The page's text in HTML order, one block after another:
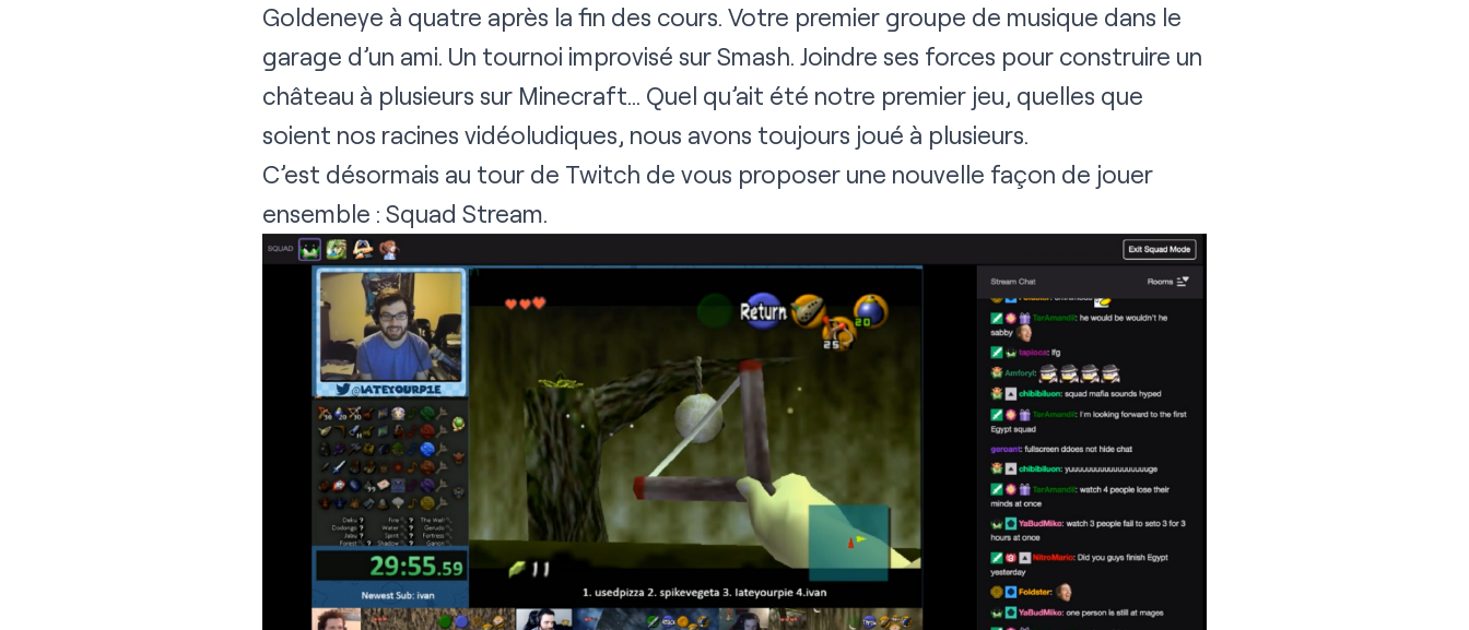
Goldeneye à quatre après la fin des cours. Votre premier groupe de musique dans le
garage d’un ami. Un tournoi improvisé sur Smash. Joindre ses forces pour construire un
château à plusieurs sur Minecraft… Quel qu’ait été notre premier jeu, quelles que
soient nos racines vidéoludiques, nous avons toujours joué à plusieurs.
C’est désormais au tour de Twitch de vous proposer une nouvelle façon de jouer
ensemble : Squad Stream.